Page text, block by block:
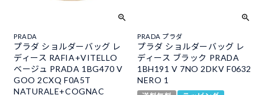
PRADA
プラダ ショルダーバッグ レ
ディース RAFIA+VITELLO
ベージュ PRADA 1BG470 V
GOO 2CXQ F0A5T
NATURALE+COGNAC
PRADA プラダ
プラダ ショルダーバッグ レ
ディース ブラック PRADA
1BH191 V 7NO 2DKV F0632
NERO 1